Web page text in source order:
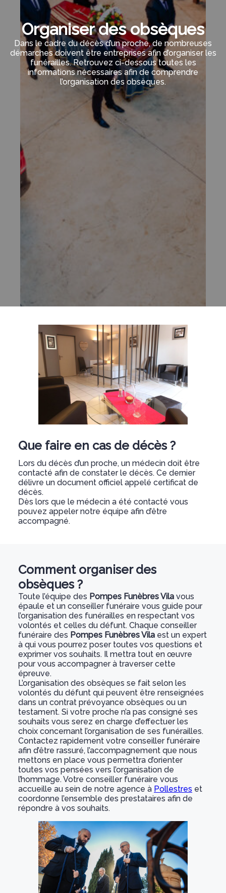
Organiser des obsèques
Dans le cadre du décès d’un proche, de nombreuses
démarches doivent être entreprises afin d’organiser les
funérailles. Retrouvez ci-dessous toutes les
informations nécessaires afin de comprendre
l’organisation des obsèques.
Que faire en cas de décès ?
Lors du décès d’un proche, un médecin doit être
contacté afin de constater le décès. Ce dernier
délivre un document officiel appelé certificat de
décès.
Dès lors que le médecin a été contacté vous
pouvez appeler notre équipe afin d’être
accompagné.
Comment organiser des
obsèques ?
Toute l’équipe des Pompes Funèbres Vila vous
épaule et un conseiller funéraire vous guide pour
l’organisation des funérailles en respectant vos
volontés et celles du défunt. Chaque conseiller
funéraire des Pompes Funèbres Vila est un expert
à qui vous pourrez poser toutes vos questions et
exprimer vos souhaits. Il mettra tout en œuvre
pour vous accompagner à traverser cette
épreuve.
L’organisation des obsèques se fait selon les
volontés du défunt qui peuvent être renseignées
dans un contrat prévoyance obsèques ou un
testament. Si votre proche n’a pas consigné ses
souhaits vous serez en charge d’effectuer les
choix concernant l’organisation de ses funérailles.
Contactez rapidement votre conseiller funéraire
afin d’être rassuré, l’accompagnement que nous
mettons en place vous permettra d’orienter
toutes vos pensées vers l’organisation de
l’hommage. Votre conseiller funéraire vous
accueille au sein de notre agence à Pollestres et
coordonne l’ensemble des prestataires afin de
répondre à vos souhaits.